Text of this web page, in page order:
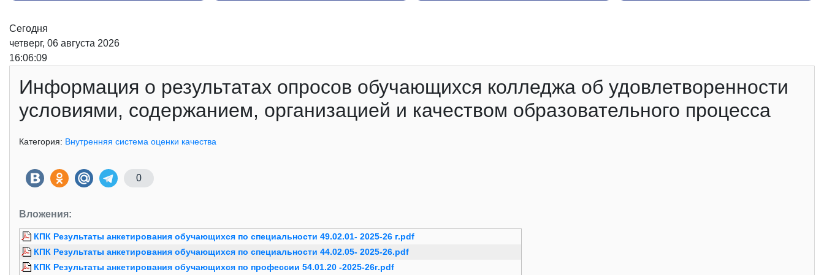
Сегодня
четверг, 06 августа 2026
16:06:10
Информация о результатах опросов обучающихся колледжа об удовлетворенности
условиями, содержанием, организацией и качеством образовательного процесса
Категория: Внутренняя система оценки качества
0
Вложения:
КПК Результаты анкетирования обучающихся по специальности 49.02.01- 2025-26 г.pdf
КПК Результаты анкетирования обучающихся по специальности 44.02.05- 2025-26.pdf
КПК Результаты анкетирования обучающихся по профессии 54.01.20 -2025-26г.pdf